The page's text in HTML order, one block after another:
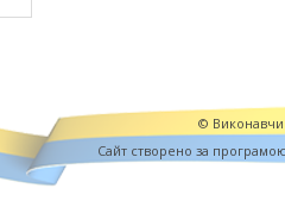
©
Cайт створено за